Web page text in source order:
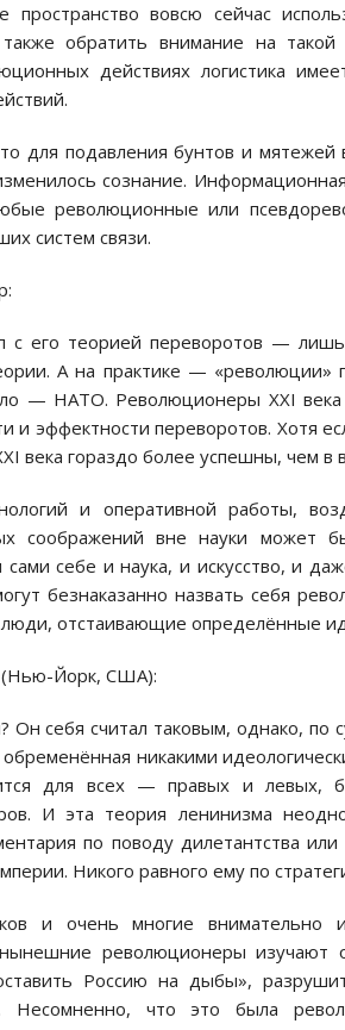
пространство вовсю сейчас
обратить внимание на такой
действиях логистика
для подавления бунтов и
сознание.
революционные или
систем связи.
его теорией переворотов —
А на практике —
— НАТО. Революционеры XXI
и эффектности переворотов. Хотя
века гораздо более успешны, чем в
и оперативной работы,
соображений вне науки может
себе и наука, и искусство, и
безнаказанно назвать себя
отстаивающие определённые
(Нью-Йорк, США):
себя считал таковым, однако, по
никакими
для всех — правых и левых,
И эта теория ленинизма
по поводу дилетантства
Никого равного ему по
и очень многие внимательно
революционеры изучают
Россию на дыбы»,
что это была